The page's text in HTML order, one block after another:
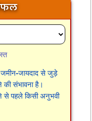
जायदाद से जुड़े
की संभावना है।
से पहले किसी अनुभवी